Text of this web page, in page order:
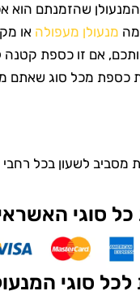
שהזמנתם הוא
מנעולן מעפולה או
אם זו כספת
כספת מכל סוג שאתם
מסביב לשעון בכל
סוגי
סוגי